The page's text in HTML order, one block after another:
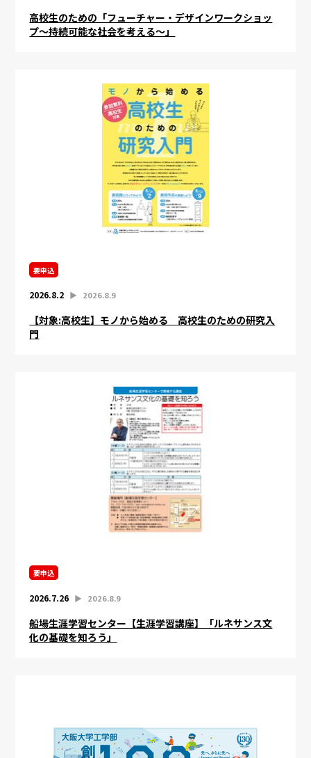
高校生のための「フューチャー・デザインワークショッ
プ～持続可能な社会を考える～」
要申込
2026.8.2 ▶︎ 2026.8.9
【対象:高校生】モノから始める 高校生のための研究入
門
要申込
2026.7.26 ▶︎ 2026.8.9
船場生涯学習センター【生涯学習講座】「ルネサンス文
化の基礎を知ろう」